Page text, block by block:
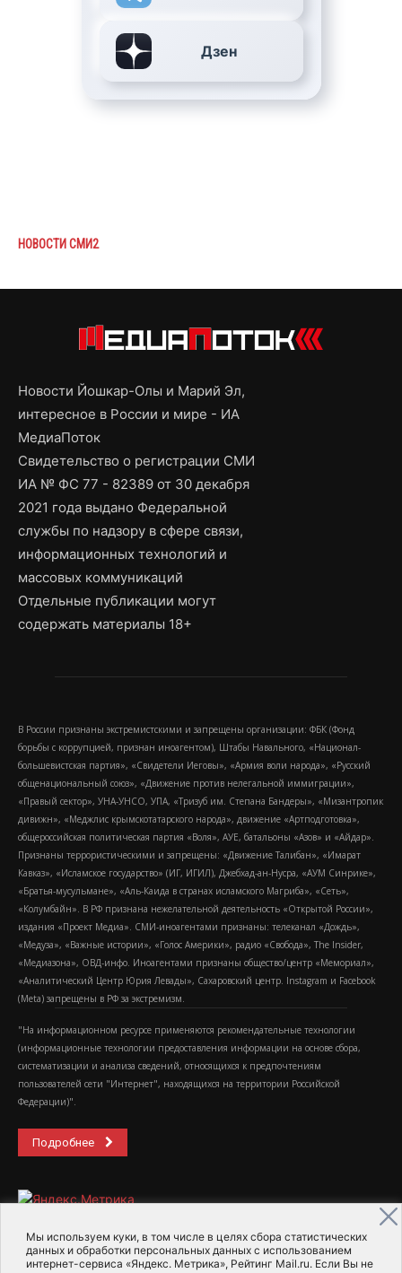
Мы используем куки, в том числе в целях сбора статистических
данных и обработки персональных данных с использованием
интернет-сервиса «Яндекс. Метрика», Рейтинг Mail.ru. Если Вы не
Дзен
НОВОСТИ СМИ2
Новости Йошкар-Олы и Марий Эл,
интересное в России и мире - ИА
МедиаПоток
Свидетельство о регистрации СМИ
ИА № ФС 77 - 82389 от 30 декабря
2021 года выдано Федеральной
службы по надзору в сфере связи,
информационных технологий и
массовых коммуникаций
Отдельные публикации могут
содержать материалы 18+
В России признаны экстремистскими и запрещены организации: ФБК (Фонд
борьбы с коррупцией, признан иноагентом), Штабы Навального, «Национал-
большевистская партия», «Свидетели Иеговы», «Армия воли народа», «Русский
общенациональный союз», «Движение против нелегальной иммиграции»,
«Правый сектор», УНА-УНСО, УПА, «Тризуб им. Степана Бандеры», «Мизантропик
дивижн», «Меджлис крымскотатарского народа», движение «Артподготовка»,
общероссийская политическая партия «Воля», АУЕ, батальоны «Азов» и «Айдар».
Признаны террористическими и запрещены: «Движение Талибан», «Имарат
Кавказ», «Исламское государство» (ИГ, ИГИЛ), Джебхад-ан-Нусра, «АУМ Синрике»,
«Братья-мусульмане», «Аль-Каида в странах исламского Магриба», «Сеть»,
«Колумбайн». В РФ признана нежелательной деятельность «Открытой России»,
издания «Проект Медиа». СМИ-иноагентами признаны: телеканал «Дождь»,
«Медуза», «Важные истории», «Голос Америки», радио «Свобода», The Insider,
«Медиазона», ОВД-инфо. Иноагентами признаны общество/центр «Мемориал»,
«Аналитический Центр Юрия Левады», Сахаровский центр. Instagram и Facebook
(Metа) запрещены в РФ за экстремизм.
"На информационном ресурсе применяются рекомендательные технологии
(информационные технологии предоставления информации на основе сбора,
систематизации и анализа сведений, относящихся к предпочтениям
пользователей сети "Интернет", находящихся на территории Российской
Федерации)".
Подробнее